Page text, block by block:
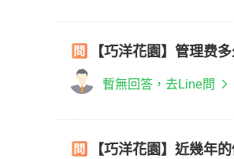
【巧洋花園】管理费
暫無回答，去Line問
【巧洋花園】近幾年